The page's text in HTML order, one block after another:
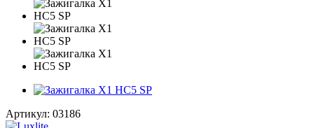
Артикул: 03186